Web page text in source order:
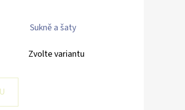
Sukně a šaty
Zvolte variantu